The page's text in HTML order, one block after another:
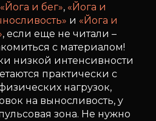
«Йога и бег», «Йога и
и «Йога и
, если еще не читали –
с материалом!
низкой интенсивности
практически с
нагрузок,
на выносливость, у
зона. Не нужно